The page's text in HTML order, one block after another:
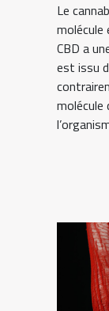
Le
molécule
CBD a
est issu
molécule